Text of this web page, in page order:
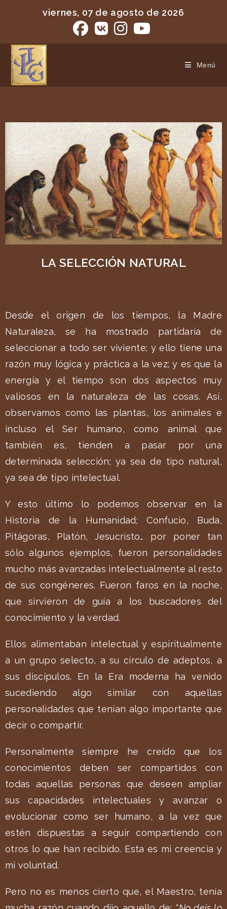
viernes, 07 de agosto de 2026
Menú
LA SELECCIÓN NATURAL
Desde el origen de los tiempos, la Madre
Naturaleza, se ha mostrado partidaria de
seleccionar a todo ser viviente; y ello tiene una
razón muy lógica y práctica a la vez; y es que la
energía y el tiempo son dos aspectos muy
valiosos en la naturaleza de las cosas. Así,
observamos como las plantas, los animales e
incluso el Ser humano, como animal que
también es, tienden a pasar por una
determinada selección; ya sea de tipo natural,
ya sea de tipo intelectual.
Y esto último lo podemos observar en la
Historia de la Humanidad; Confucio, Buda,
Pitágoras, Platón, Jesucristo… por poner tan
sólo algunos ejemplos, fueron personalidades
mucho más avanzadas intelectualmente al resto
de sus congéneres. Fueron faros en la noche,
que sirvieron de guía a los buscadores del
conocimiento y la verdad.
Ellos alimentaban intelectual y espiritualmente
a un grupo selecto, a su círculo de adeptos, a
sus discípulos. En la Era moderna ha venido
sucediendo algo similar con aquellas
personalidades que tenían algo importante que
decir o compartir.
Personalmente siempre he creído que los
conocimientos deben ser compartidos con
todas aquellas personas que deseen ampliar
sus capacidades intelectuales y avanzar o
evolucionar como ser humano, a la vez que
estén dispuestas a seguir compartiendo con
otros lo que han recibido. Esta es mi creencia y
mi voluntad.
Pero no es menos cierto que, el Maestro, tenía